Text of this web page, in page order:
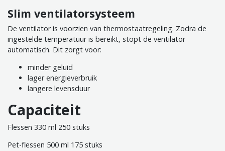
Slim ventilatorsysteem
De ventilator is voorzien van thermostaatregeling. Zodra de
ingestelde temperatuur is bereikt, stopt de ventilator
automatisch. Dit zorgt voor:
minder geluid
lager energieverbruik
langere levensduur
Capaciteit
Flessen 330 ml 250 stuks
Pet-flessen 500 ml 175 stuks